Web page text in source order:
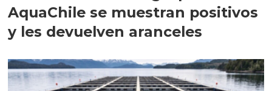
AquaChile se muestran positivos
y les devuelven aranceles